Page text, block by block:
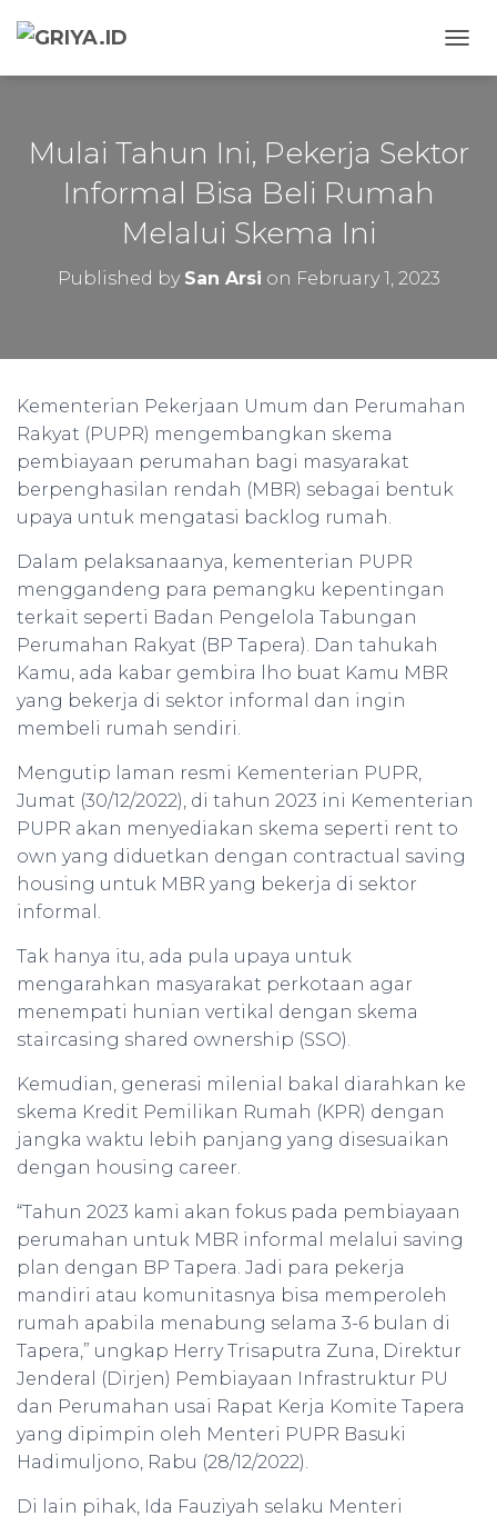
Mulai Tahun Ini, Pekerja Sektor
Informal Bisa Beli Rumah
Melalui Skema Ini
Published by San Arsi on February 1, 2023
Kementerian Pekerjaan Umum dan Perumahan
Rakyat (PUPR) mengembangkan skema
pembiayaan perumahan bagi masyarakat
berpenghasilan rendah (MBR) sebagai bentuk
upaya untuk mengatasi backlog rumah.
Dalam pelaksanaanya, kementerian PUPR
menggandeng para pemangku kepentingan
terkait seperti Badan Pengelola Tabungan
Perumahan Rakyat (BP Tapera). Dan tahukah
Kamu, ada kabar gembira lho buat Kamu MBR
yang bekerja di sektor informal dan ingin
membeli rumah sendiri.
Mengutip laman resmi Kementerian PUPR,
Jumat (30/12/2022), di tahun 2023 ini Kementerian
PUPR akan menyediakan skema seperti rent to
own yang diduetkan dengan contractual saving
housing untuk MBR yang bekerja di sektor
informal.
Tak hanya itu, ada pula upaya untuk
mengarahkan masyarakat perkotaan agar
menempati hunian vertikal dengan skema
staircasing shared ownership (SSO).
Kemudian, generasi milenial bakal diarahkan ke
skema Kredit Pemilikan Rumah (KPR) dengan
jangka waktu lebih panjang yang disesuaikan
dengan housing career.
“Tahun 2023 kami akan fokus pada pembiayaan
perumahan untuk MBR informal melalui saving
plan dengan BP Tapera. Jadi para pekerja
mandiri atau komunitasnya bisa memperoleh
rumah apabila menabung selama 3-6 bulan di
Tapera,” ungkap Herry Trisaputra Zuna, Direktur
Jenderal (Dirjen) Pembiayaan Infrastruktur PU
dan Perumahan usai Rapat Kerja Komite Tapera
yang dipimpin oleh Menteri PUPR Basuki
Hadimuljono, Rabu (28/12/2022).
Di lain pihak, Ida Fauziyah selaku Menteri